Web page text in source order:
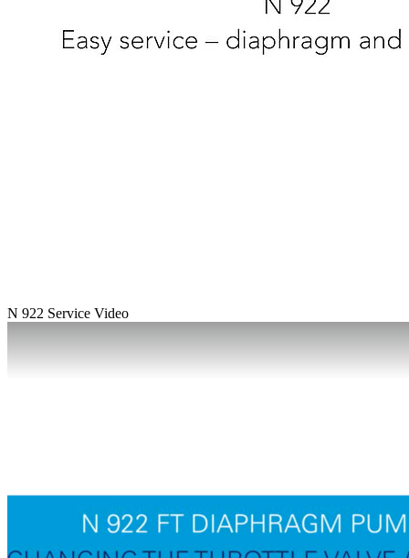
N 922 Service Video